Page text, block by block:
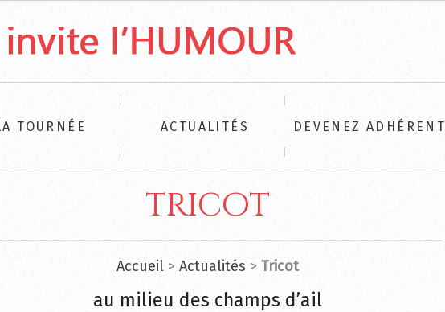
TOURNÉE ACTUALITÉS DEVENEZ ADHÉRENT
tricot
Accueil> Actualités > Tricot
au milieu des champs d’ail